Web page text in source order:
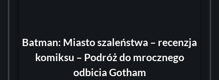
Batman: Miasto szaleństwa – recenzja
komiksu – Podróż do mrocznego
odbicia Gotham